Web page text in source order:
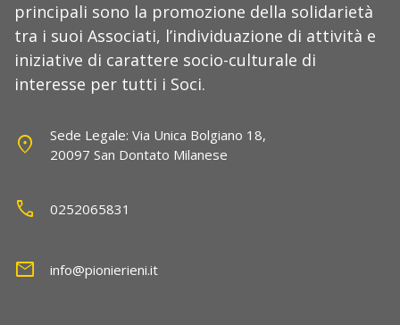
principali sono la promozione della solidarietà
tra i suoi Associati, l’individuazione di attività e
iniziative di carattere socio-culturale di
interesse per tutti i Soci.
location_on
Sede Legale: Via Unica Bolgiano 18,
20097 San Dontato Milanese
call 0252065831
mail info@pionierieni.it